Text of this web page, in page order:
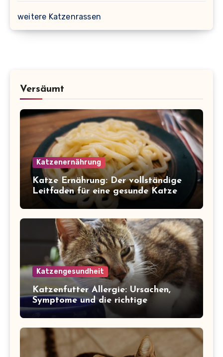
weitere Katzenrassen
Versäumt
Katzenernährung
Katze Ernährung: Der vollständige
Leitfaden für eine gesunde Katze
Katzengesundheit
Katzenfutter Allergie: Ursachen,
Symptome und die richtige
Ernährung